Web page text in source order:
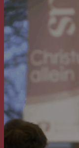
Wenn Sie
Gottesdienst
kontaktieren Sie